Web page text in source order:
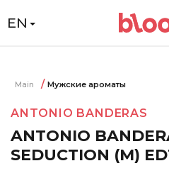
EN
Main Мужские ароматы
ANTONIO BANDERAS
ANTONIO
SEDUCTION (M)